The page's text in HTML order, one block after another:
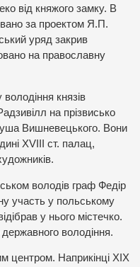
від княжого замку. В
за проектом Я.П.
уряд закрив
на православну
князів
на прізвисько
Вишневецького. Вони
XVІІІ ст. палац,
володів граф Федір
участь у польському
у нього містечко.
володіння.
центром. Наприкінці ХІХ